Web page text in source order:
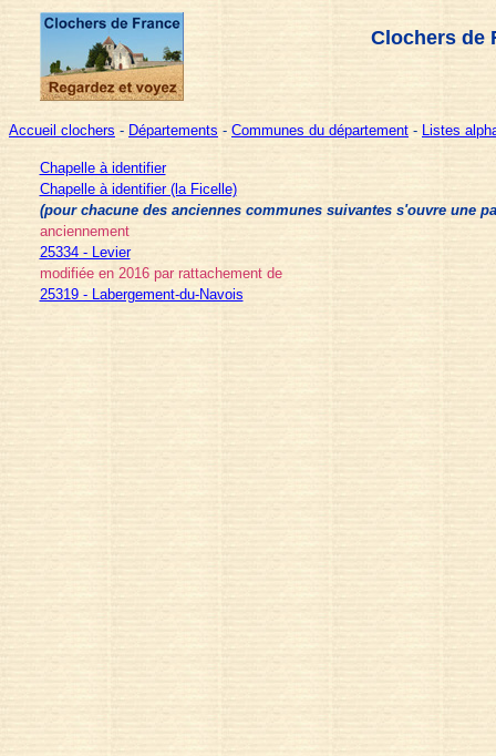
Clochers de
Accueil clochers - Départements - Communes du département - Listes
Chapelle à identifier
Chapelle à identifier (la Ficelle)
(pour chacune des anciennes communes suivantes s'ouvre une
anciennement
25334 - Levier
modifiée en 2016 par rattachement de
25319 - Labergement-du-Navois